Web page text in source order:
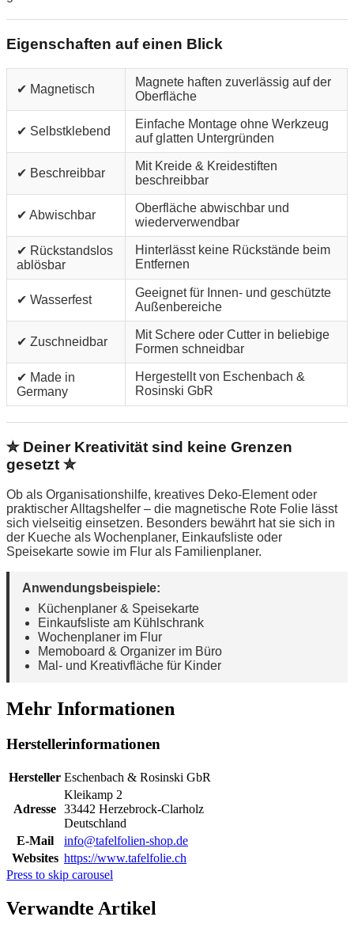
Eigenschaften auf einen Blick
✔ Magnetisch
Magnete haften zuverlässig auf der
Oberfläche
✔ Selbstklebend
Einfache Montage ohne Werkzeug
auf glatten Untergründen
✔ Beschreibbar
Mit Kreide & Kreidestiften
beschreibbar
✔ Abwischbar
Oberfläche abwischbar und
wiederverwendbar
✔ Rückstandslos
ablösbar
Hinterlässt keine Rückstände beim
Entfernen
✔ Wasserfest
Geeignet für Innen- und geschützte
Außenbereiche
✔ Zuschneidbar
Mit Schere oder Cutter in beliebige
Formen schneidbar
✔ Made in
Germany
Hergestellt von Eschenbach &
Rosinski GbR
✮ Deiner Kreativität sind keine Grenzen
gesetzt ✮
Ob als Organisationshilfe, kreatives Deko-Element oder
praktischer Alltagshelfer – die magnetische Rote Folie lässt
sich vielseitig einsetzen. Besonders bewährt hat sie sich in
der Kueche als Wochenplaner, Einkaufsliste oder
Speisekarte sowie im Flur als Familienplaner.
Anwendungsbeispiele:
Küchenplaner & Speisekarte
Einkaufsliste am Kühlschrank
Wochenplaner im Flur
Memoboard & Organizer im Büro
Mal- und Kreativfläche für Kinder
Mehr Informationen
Herstellerinformationen
Hersteller Eschenbach & Rosinski GbR
Adresse
Kleikamp 2
33442 Herzebrock-Clarholz
Deutschland
E-Mail
info@tafelfolien-shop.de
Websites https://www.tafelfolie.ch
Press to skip carousel
Verwandte Artikel